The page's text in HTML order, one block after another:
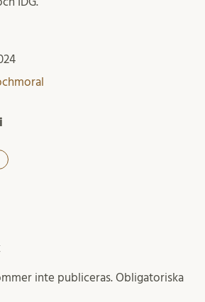
inte publiceras. Obligatoriska